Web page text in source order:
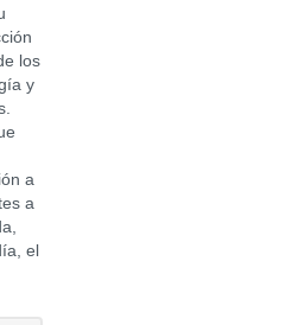
los
y
a
a
el